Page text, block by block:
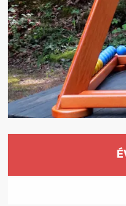
Ouverture et